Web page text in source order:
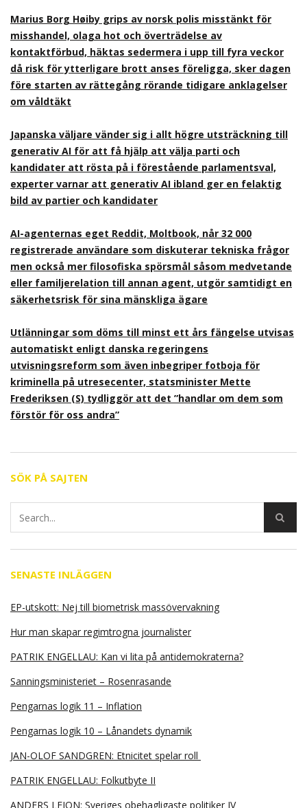
Marius Borg Høiby grips av norsk polis misstänkt för
misshandel, olaga hot och överträdelse av
kontaktförbud, häktas sedermera i upp till fyra veckor
då risk för ytterligare brott anses föreligga, sker dagen
före starten av rättegång rörande tidigare anklagelser
om våldtäkt
Japanska väljare vänder sig i allt högre utsträckning till
generativ AI för att få hjälp att välja parti och
kandidater att rösta på i förestående parlamentsval,
experter varnar att generativ AI ibland ger en felaktig
bild av partier och kandidater
AI-agenternas eget Reddit, Moltbook, når 32 000
registrerade användare som diskuterar tekniska frågor
men också mer filosofiska spörsmål såsom medvetande
eller familjerelation till annan agent, utgör samtidigt en
säkerhetsrisk för sina mänskliga ägare
Utlänningar som döms till minst ett års fängelse utvisas
automatiskt enligt danska regeringens
utvisningsreform som även inbegriper fotboja för
kriminella på utresecenter, statsminister Mette
Frederiksen (S) tydliggör att det ”handlar om dem som
förstör för oss andra”
SÖK PÅ SAJTEN
SENASTE INLÄGGEN
EP-utskott: Nej till biometrisk massövervakning
Hur man skapar regimtrogna journalister
PATRIK ENGELLAU: Kan vi lita på antidemokraterna?
Sanningsministeriet – Rosenrasande
Pengarnas logik 11 – Inflation
Pengarnas logik 10 – Lånandets dynamik
JAN-OLOF SANDGREN: Etnicitet spelar roll
PATRIK ENGELLAU: Folkutbyte II
ANDERS LEION: Sveriges obehagligaste politiker IV